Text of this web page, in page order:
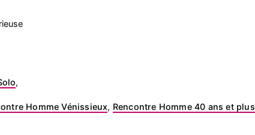
,
Homme Vénissieux, Rencontre Homme 40 ans et plus